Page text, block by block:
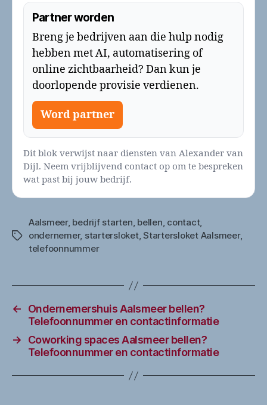
Partner worden
Breng je bedrijven aan die hulp nodig
hebben met AI, automatisering of
online zichtbaarheid? Dan kun je
doorlopende provisie verdienen.
Word partner
Dit blok verwijst naar diensten van Alexander van
Dijl. Neem vrijblijvend contact op om te bespreken
wat past bij jouw bedrijf.
Tags
Aalsmeer, bedrijf starten, bellen, contact,
ondernemer, startersloket,Startersloket Aalsmeer,
telefoonnummer
←
Ondernemershuis Aalsmeer bellen?
Telefoonnummer en contactinformatie
→
Coworking spaces Aalsmeer bellen?
Telefoonnummer en contactinformatie